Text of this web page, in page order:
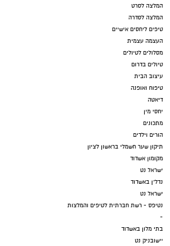
המלצה לסרט
המלצה לסדרה
טיפים ליחסים אישיים
העצמה עצמית
מסלולים לטיולים
טיולים בדרום
עיצוב הבית
טיפוח ואופנה
דיאטה
יחסי מין
מתכונים
הורים וילדים
תיקון שער חשמלי בראשון לציון
מקומון אשדוד
ישראל נט
נדל"ן באשדוד
ישראל נט
נטיפס - רשת חברתית לטיפים והמלצות
-
בתי מלון באשדוד
יישובניק נט